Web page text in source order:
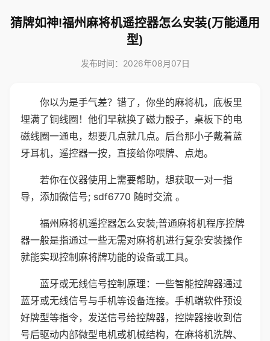
猜牌如神!福州麻将机遥控器怎么安装(万能通用
型)
发布时间：2026年08月07日
你以为是手气差？错了，你坐的麻将机，底板里
埋满了铜线圈！他们早就换了磁力骰子，桌板下的电
磁线圈一通电，想要几点就几点。后台那小子戴着蓝
牙耳机，遥控器一按，直接给你喂牌、点炮。
若你在仪器使用上需要帮助，想获取一对一指
导，添加微信号; sdf6770 随时交流 。
福州麻将机遥控器怎么安装;普通麻将机程序控牌
器一般是指通过一些无需对麻将机进行复杂安装操作
就能实现控制麻将牌功能的设备或工具。
蓝牙或无线信号控制原理：一些智能控牌器通过
蓝牙或无线信号与手机等设备连接。手机端软件预设
好牌型等指令，发送信号给控牌器，控牌器接收到信
号后驱动内部微型电机或机械结构，在麻将机洗牌、